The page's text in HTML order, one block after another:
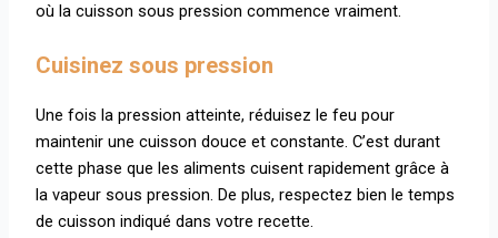
où la cuisson sous pression commence vraiment.
Cuisinez sous pression
Une fois la pression atteinte, réduisez le feu pour
maintenir une cuisson douce et constante. C’est durant
cette phase que les aliments cuisent rapidement grâce à
la vapeur sous pression. De plus, respectez bien le temps
de cuisson indiqué dans votre recette.